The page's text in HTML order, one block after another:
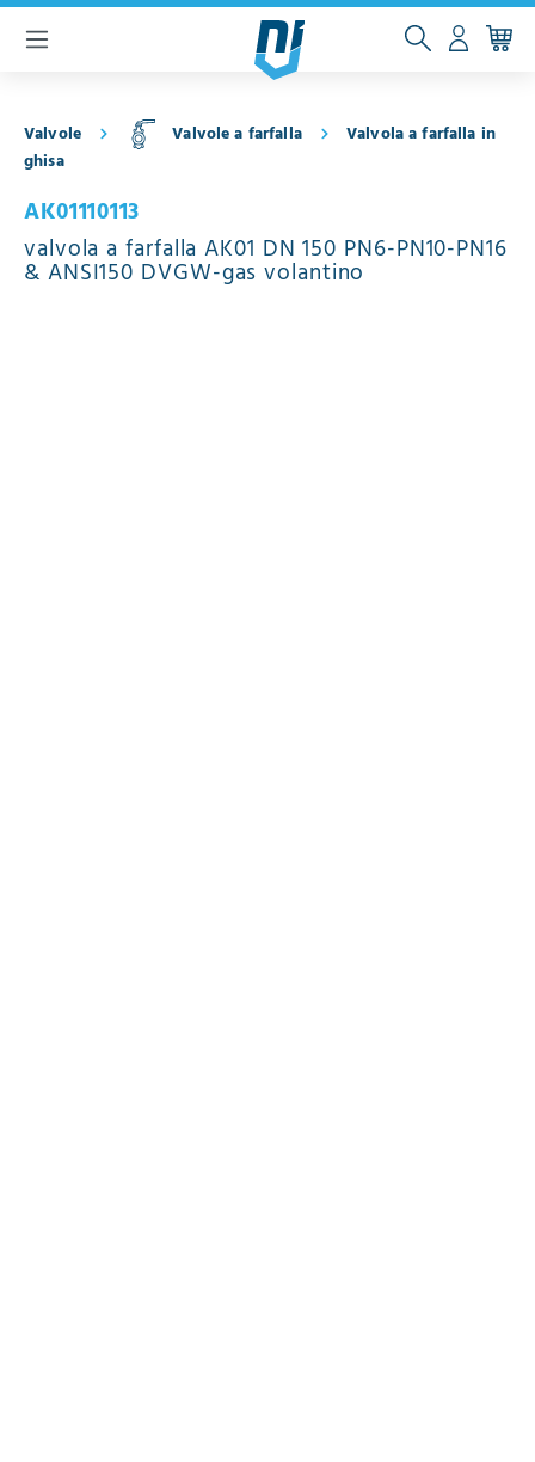
principale
Valvole Valvole a farfalla
Valvola a farfalla in
ghisa
AK01110113
valvola a farfalla AK01 DN 150 PN6-PN10-PN16
& ANSI150 DVGW-gas volantino